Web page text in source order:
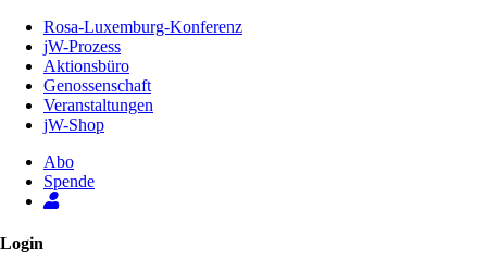
Inhalt
Seite
Rosa-Luxemburg-Konferenz
jW-Prozess
Aktionsbüro
Genossenschaft
Veranstaltungen
jW-Shop
Abo
Spende
Login